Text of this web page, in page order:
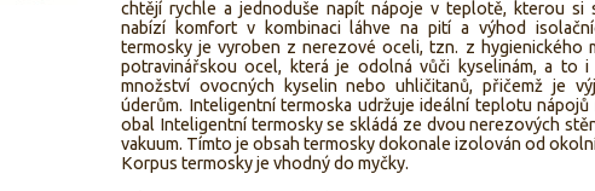
chtějí rychle a jednoduše napít nápoje v teplotě, kterou si
nabízí komfort v kombinaci láhve na pití a výhod
termosky je vyroben z nerezové oceli, tzn. z hygienického
potravinářskou ocel, která je odolná vůči kyselinám, a to i
množství ovocných kyselin nebo uhličitanů, přičemž je
úderům. Inteligentní termoska udržuje ideální teplotu nápojů
obal Inteligentní termosky se skládá ze dvou nerezových
vakuum. Tímto je obsah termosky dokonale izolován od
Korpus termosky je vhodný do myčky.